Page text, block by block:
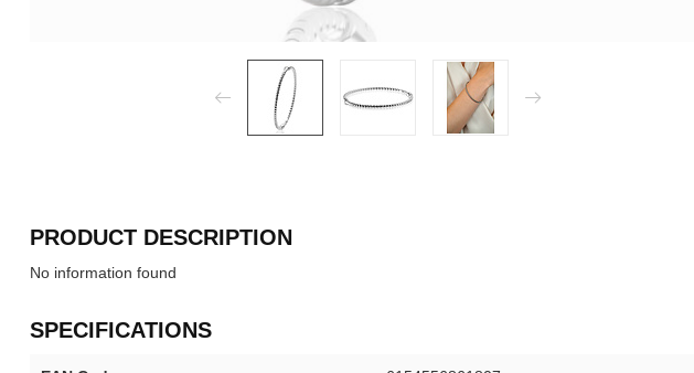
PRODUCT DESCRIPTION
No information found
SPECIFICATIONS